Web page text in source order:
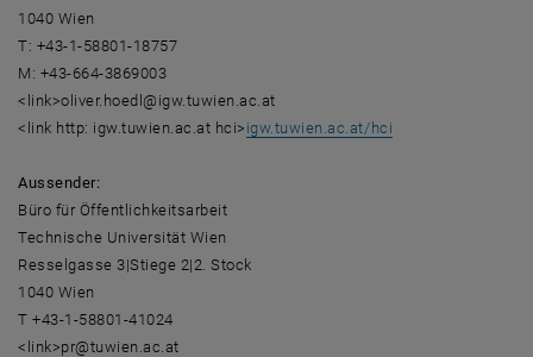
1040 Wien
T: +43-1-58801-18757
M: +43-664-3869003
<link>oliver.hoedl@igw.tuwien.ac.at
<link http: igw.tuwien.ac.at hci> igw.tuwien.ac.at/hci
Aussender:
Büro für Öffentlichkeitsarbeit
Technische Universität Wien
Resselgasse 3|Stiege 2|2. Stock
1040 Wien
T +43-1-58801-41024
<link>pr@tuwien.ac.at